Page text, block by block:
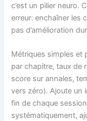
c’est un pilier neuro.
erreur: enchaîner les
pas d’amélioration
Métriques simples et
par chapitre, taux de
score sur annales,
vers zéro). Ajoute un
fin de chaque
systématiquement,